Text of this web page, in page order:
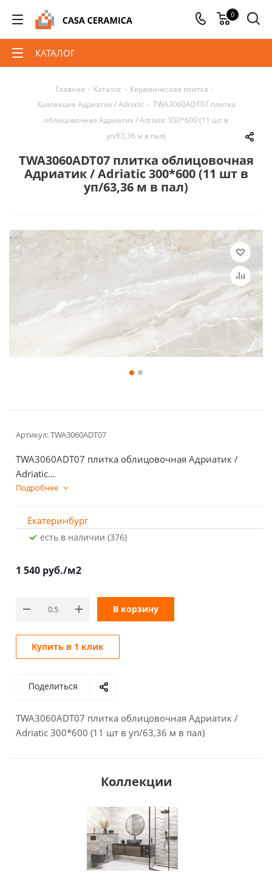
0
КАТАЛОГ
Главная - Каталог - Керамическая плитка -
Коллекция Адриатик / Adriatic - TWA3060ADT07 плитка
облицовочная Адриатик / Adriatic 300*600 (11 шт в
уп/63,36 м в пал)
TWA3060ADT07 плитка облицовочная
Адриатик / Adriatic 300*600 (11 шт в
уп/63,36 м в пал)
Артикул:TWA3060ADT07
TWA3060ADT07 плитка облицовочная Адриатик /
Adriatic...
Подробнее
Екатеринбург
Есть в наличии (376)
1 540 руб./м2
В корзину
Купить в 1 клик
Поделиться
TWA3060ADT07 плитка облицовочная Адриатик /
Adriatic 300*600 (11 шт в уп/63,36 м в пал)
Коллекции